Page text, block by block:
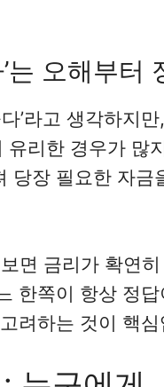
는 오해부터
’라고 생각하지
리한 경우가 많
당장 필요한 자금
면 금리가 확연
한쪽이 항상 정
려하는 것이 핵